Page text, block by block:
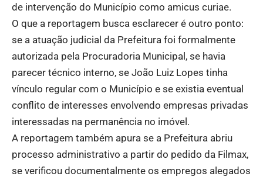
de intervenção do Município como amicus curiae.
O que a reportagem busca esclarecer é outro ponto:
se a atuação judicial da Prefeitura foi formalmente
autorizada pela Procuradoria Municipal, se havia
parecer técnico interno, se João Luiz Lopes tinha
vínculo regular com o Município e se existia eventual
conflito de interesses envolvendo empresas privadas
interessadas na permanência no imóvel.
A reportagem também apura se a Prefeitura abriu
processo administrativo a partir do pedido da Filmax,
se verificou documentalmente os empregos alegados